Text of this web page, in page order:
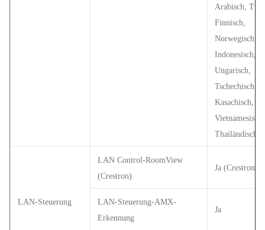
Arabisch,
Finnisch,
Norwegisch,
Indonesisch,
Ungarisch,
Tschechisch,
Kasachisch,
Vietnamesisch,
Thailändisch,
LAN-Steuerung
LAN Control-RoomView
(Crestron)
Ja (Crestron
LAN-Steuerung-AMX-
Erkennung
Ja